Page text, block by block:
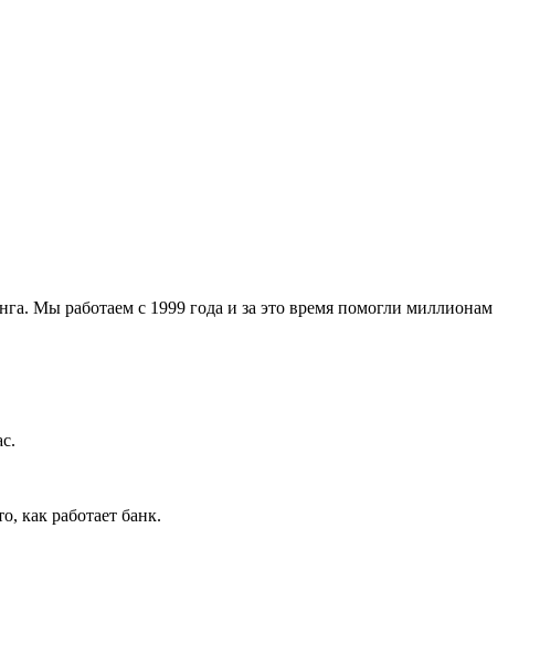
Мы работаем с 1999 года и за это время помогли миллионам
как работает банк.